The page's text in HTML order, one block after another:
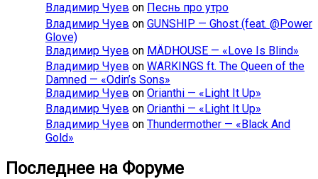
Владимир Чуев on Песнь про утро
Владимир Чуев on GUNSHIP — Ghost (feat. @Power
Glove)
Владимир Чуев on MÄDHOUSE — «Love Is Blind»
Владимир Чуев on WARKINGS ft. The Queen of the
Damned — «Odin’s Sons»
Владимир Чуев on Orianthi — «Light It Up»
Владимир Чуев on Orianthi — «Light It Up»
Владимир Чуев on Thundermother — «Black And
Gold»
Последнее на Форуме